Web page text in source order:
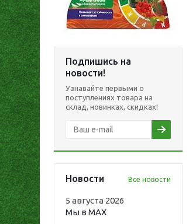
Подпишись на
новости!
Узнавайте первыми о
поступлениях товара на
склад, новинках, скидках!
Новости Все новости
5 августа 2026
Мы в MAX